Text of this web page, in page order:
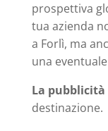
prospettiva
tua azienda
a Forlì, ma
una
La
destinazione.